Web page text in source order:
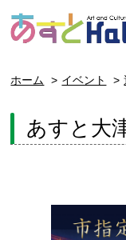
ホーム イベント
あすと大